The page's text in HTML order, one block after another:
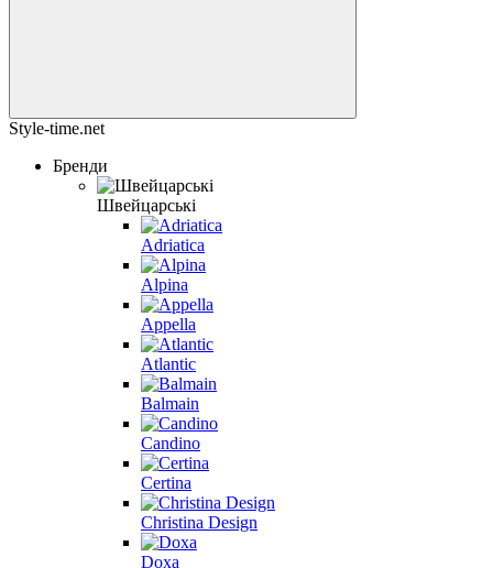
Style-time.net
Бренди
Швейцарські
Adriatica
Alpina
Appella
Atlantic
Balmain
Candino
Certina
Christina Design
Doxa